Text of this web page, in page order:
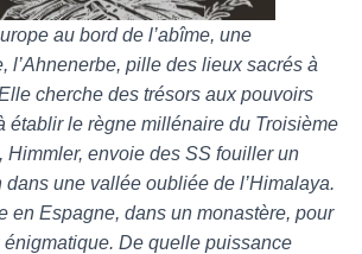
au bord de l’abîme, une
l’Ahnenerbe, pille des lieux sacrés à
cherche des trésors aux pouvoirs
établir le règne millénaire du Troisième
Himmler, envoie des SS fouiller un
une vallée oubliée de l’Himalaya.
en Espagne, dans un monastère, pour
De quelle puissance